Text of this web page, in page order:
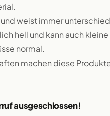
weist immer
hell und kann auch
normal.
machen diese
ausgeschlossen!